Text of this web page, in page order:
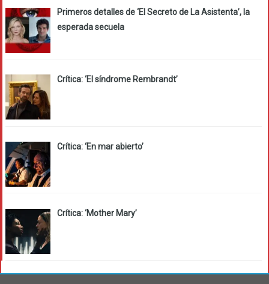
Primeros detalles de ‘El Secreto de La Asistenta’, la
esperada secuela
Crítica: ‘El síndrome Rembrandt’
Crítica: ‘En mar abierto’
Crítica: ‘Mother Mary’